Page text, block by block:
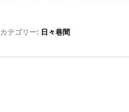
カテゴリー: 日々巷間